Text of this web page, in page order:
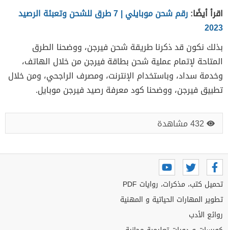
اقرأ أيضًا:
رقم شحن موبايلي | 7 طرق للشحن وتعبئة الرصيد
2023
بذلك نكون قد ذكرنا طريقة شحن فيرجن، ووضحنا الطرق
المتاحة لإتمام عملية شحن بطاقة فيرجن من خلال الهاتف،
وخدمة سداد، وباستخدام الإنترنت، ومصرف الراجحي، ومن خلال
تطبيق فيرجن، ووضحنا كود معرفة رصيد فيرجن موبايل.
432 مشاهدة
تحميل كتب، مذكرات، روايات PDF
تطوير المهارات الحياتية و المهنية
روائع الأدب